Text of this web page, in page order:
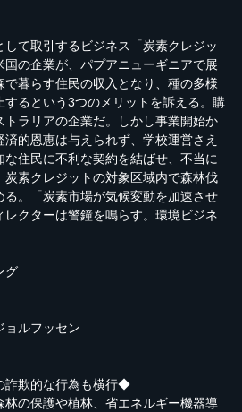
て取引するビジネス「炭素クレジッ
国の企業が、パプアニューギニアで展
暮らす住民の収入となり、種の多様
るという3つのメリットを訴える。購
トラリアの企業だ。しかし事業開始か
的恩恵は与えられず、学校運営さえ
住民に不利な契約を結ばせ、不当に
素クレジットの対象区域内で森林伐
。「炭素市場が気候変動を加速させ
クターは警鐘を鳴らす。環境ビジネ
グ
ョルフッセン
詐欺的な行為も横行◆
林の保護や植林、省エネルギー機器導